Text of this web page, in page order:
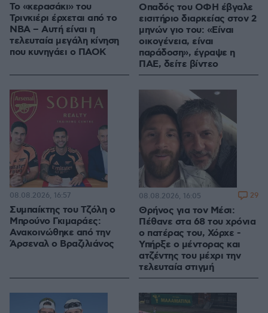
Το «κερασάκι» του
Τρινκιέρι έρχεται από το
NBA – Αυτή είναι η
τελευταία μεγάλη κίνηση
που κυνηγάει ο ΠΑΟΚ
Οπαδός του ΟΦΗ έβγαλε
εισιτήριο διαρκείας στον 2
μηνών γιο του: «Είναι
οικογένεια, είναι
παράδοση», έγραψε η
ΠΑΕ, δείτε βίντεο
Συμπαίκτης του Τζόλη ο
Μπρούνο Γκιμαράες:
Ανακοινώθηκε από την
Άρσεναλ ο Βραζιλιάνος
08.08.2026, 16:57
Θρήνος για τον Μέσι:
Πέθανε στα 68 του χρόνια
ο πατέρας του, Χόρχε -
Υπήρξε ο μέντορας και
ατζέντης του μέχρι την
τελευταία στιγμή
08.08.2026, 16:05 29